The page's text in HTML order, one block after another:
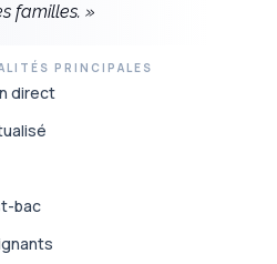
familles. »
PRINCIPALES
direct
bac